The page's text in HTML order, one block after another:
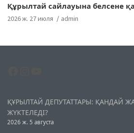
Құрылтай сайлауына белсене
2026 ж. 27 июля admin
ҚҰРЫЛТАЙ ДЕПУТАТТАРЫ: ҚАНДАЙ
ЖҮКТЕЛЕДІ?
2026 ж. 5 августа